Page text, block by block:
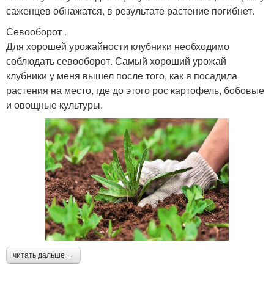
саженцев обнажатся, в результате растение погибнет.
Севооборот .
Для хорошей урожайности клубники необходимо
соблюдать севооборот. Самый хороший урожай
клубники у меня вышел после того, как я посадила
растения на место, где до этого рос картофель, бобовые
и овощные культуры.
читать дальше →